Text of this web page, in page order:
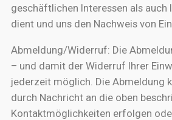
geschäftlichen Interessen als auch
dient und uns den Nachweis von
Abmeldung/Widerruf: Die
– und damit der Widerruf Ihrer
jederzeit möglich. Die Abmeldung
durch Nachricht an die oben
Kontaktmöglichkeiten erfolgen